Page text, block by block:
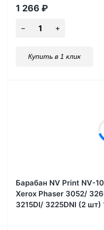
1 266 ₽
Купить в 1 клик
Барабан NV Print NV-
Xerox Phaser 3052/
3215DI/ 3225DNI (2 шт)